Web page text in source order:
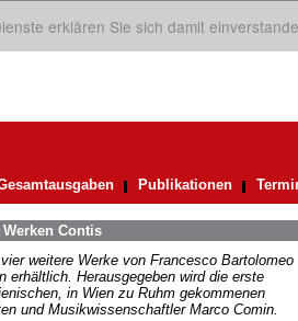
erklären Sie sich damit
Publikationen
Contis
weitere Werke von Francesco Bartolomeo
erhältlich. Herausgegeben wird die erste
in Wien zu Ruhm gekommenen
und Musikwissenschaftler Marco Comin.